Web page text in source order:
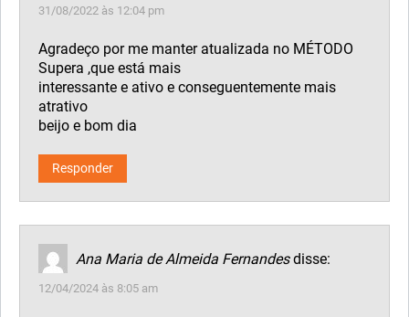
31/08/2022 às 12:04 pm
Agradeço por me manter atualizada no MÉTODO
Supera ,que está mais
interessante e ativo e conseguentemente mais
atrativo
beijo e bom dia
Responder
Ana Maria de Almeida Fernandes disse:
12/04/2024 às 8:05 am